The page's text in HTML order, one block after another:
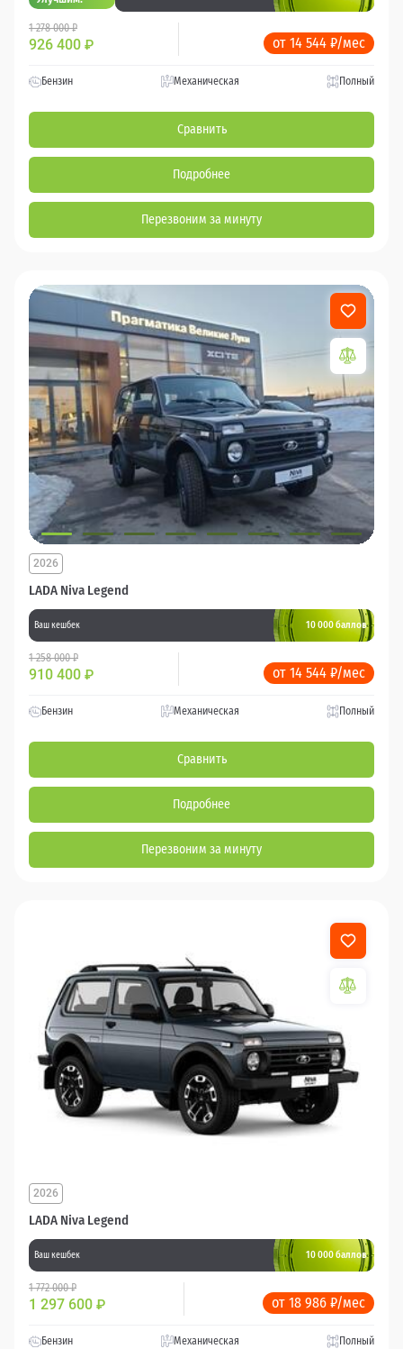
1 278 000 ₽
926 400 ₽ от 14 544 ₽/мес
Бензин Механическая Полный
Сравнить
Подробнее
Перезвоним за минуту
LADA Niva Legend
2026
Ваш кешбек 10 000 баллов
1 258 000 ₽
910 400 ₽ от 14 544 ₽/мес
Бензин Механическая Полный
Сравнить
Подробнее
Перезвоним за минуту
LADA Niva Legend
2026
Ваш кешбек 10 000 баллов
1 772 000 ₽
1 297 600 ₽ от 18 986 ₽/мес
Бензин Механическая Полный